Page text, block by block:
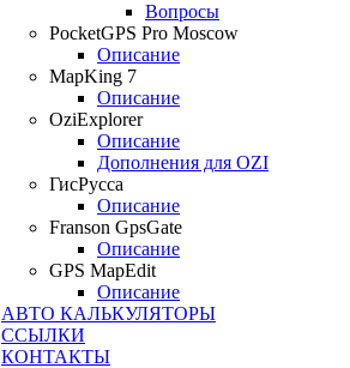
Вопросы
PocketGPS Pro Moscow
Описание
MapKing 7
Описание
OziExplorer
Описание
Дополнения для OZI
ГисРусса
Описание
Franson GpsGate
Описание
GPS MapEdit
Описание
АВТО КАЛЬКУЛЯТОРЫ
ССЫЛКИ
КОНТАКТЫ